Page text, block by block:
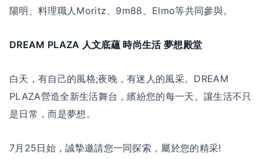
陽明、料理職人Moritz、9m88、Elmo等共同參與。
DREAM PLAZA 人文底蘊 時尚生活 夢想殿堂
白天，有自己的風格;夜晚，有迷人的風采。DREAM
PLAZA營造全新生活舞台，繽紛您的每一天。讓生活不只
是日常，而是夢想。
7月25日始，誠摯邀請您一同探索，屬於您的精采!